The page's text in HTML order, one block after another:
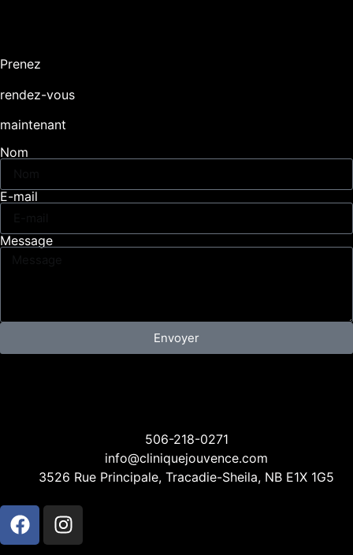
Prenez
rendez-vous
maintenant
Nom
E-mail
Message
Envoyer
506-218-0271
info@cliniquejouvence.com
3526 Rue Principale, Tracadie-Sheila, NB E1X 1G5